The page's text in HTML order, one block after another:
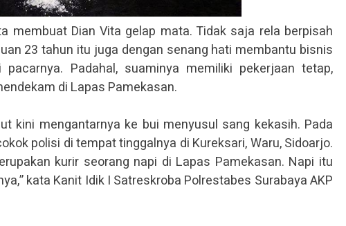
membuat Dian Vita gelap mata. Tidak saja rela berpisah
23 tahun itu juga dengan senang hati membantu bisnis
pacarnya. Padahal, suaminya memiliki pekerjaan tetap,
di Lapas Pamekasan.
kini mengantarnya ke bui menyusul sang kekasih. Pada
polisi di tempat tinggalnya di Kureksari, Waru, Sidoarjo.
kurir seorang napi di Lapas Pamekasan. Napi itu
kata Kanit Idik I Satreskroba Polrestabes Surabaya AKP